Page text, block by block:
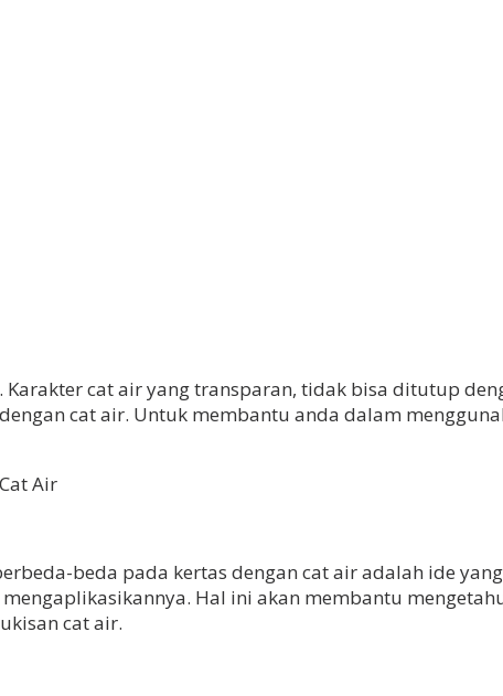
cat air yang transparan, tidak bisa ditutup
cat air. Untuk membantu anda dalam
beda pada kertas dengan cat air adalah ide
Hal ini akan membantu
cat air.